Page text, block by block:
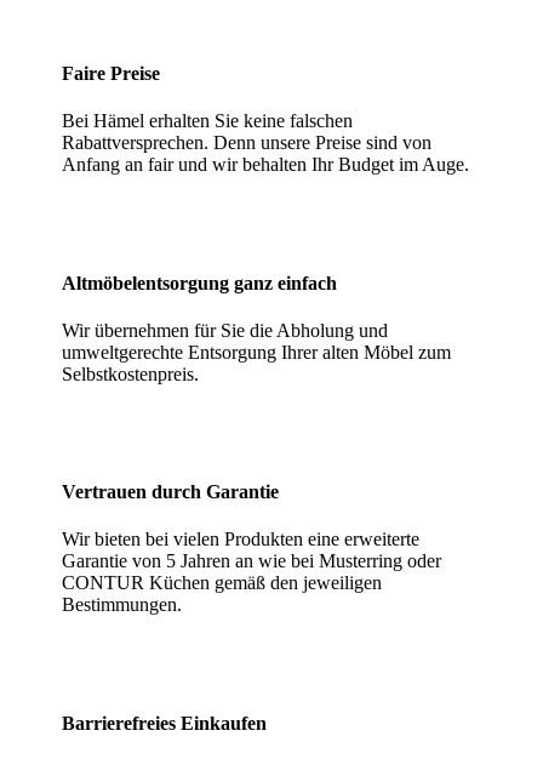
Faire Preise
Bei Hämel erhalten Sie keine falschen
Rabattversprechen. Denn unsere Preise sind von
Anfang an fair und wir behalten Ihr Budget im Auge.
Altmöbelentsorgung ganz einfach
Wir übernehmen für Sie die Abholung und
umweltgerechte Entsorgung Ihrer alten Möbel zum
Selbstkostenpreis.
Vertrauen durch Garantie
Wir bieten bei vielen Produkten eine erweiterte
Garantie von 5 Jahren an wie bei Musterring oder
CONTUR Küchen gemäß den jeweiligen
Bestimmungen.
Barrierefreies Einkaufen